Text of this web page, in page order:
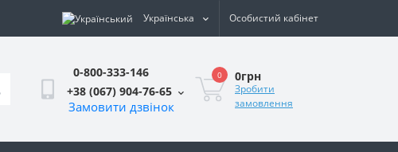
Українська Особистий кабінет
0-800-333-146
+38 (067) 904-76-65
Замовити дзвінок
0 0грн
Зробити
замовлення